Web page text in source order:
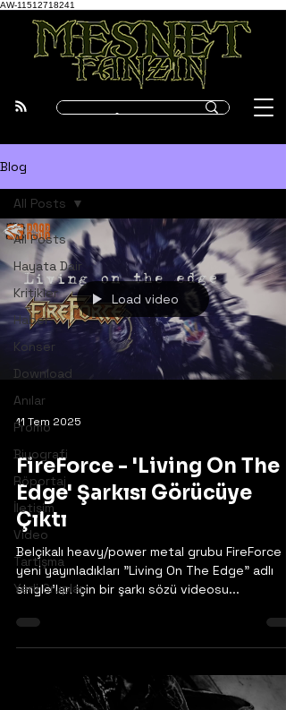
AW-11512718241
Blog
All Posts
Hayata Dair
Kritikler
Haber
Konser
Download
Anılar
Promo
Biyografi
Röportaj
İletişim
Video
Tartışma
Yerli Gruplar
All Posts
Load video
11 Tem 2025
FireForce - 'Living On The
Edge' Şarkısı Görücüye
Çıktı
Belçikalı heavy/power metal grubu FireForce
yeni yayınladıkları "Living On The Edge" adlı
single'ları için bir şarkı sözü videosu...